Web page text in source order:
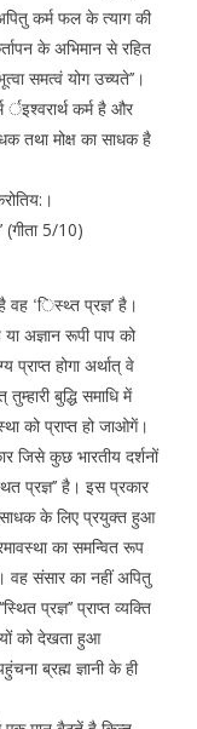
अपितु कर्म फल के त्याग की
के अभिमान से रहित
समत्वं योग उच्यते’’।
कर्म है और
तथा मोक्ष का साधक है
(गीता 5/10)
वह ‘िस्थ्त प्रज्ञ’ है।
अज्ञान रूपी पाप को
होगा अर्थात् वे
बुद्धि समाधि में
को प्राप्त हो जाओगें।
जिसे कुछ भारतीय दर्शनों
प्रज्ञ’’ है। इस प्रकार
साधक के लिए प्रयुक्त हुआ
का समन्वित रूप
वह संसार का नहीं अपितु
प्रज्ञ’’ प्राप्त व्यक्ति
को देखता हुआ
ब्रह्म ज्ञानी के ही